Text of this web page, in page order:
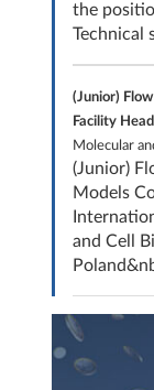
the
Technical
(Junior)
Facility Head
Molecular
(Junior)
Models
and Cell